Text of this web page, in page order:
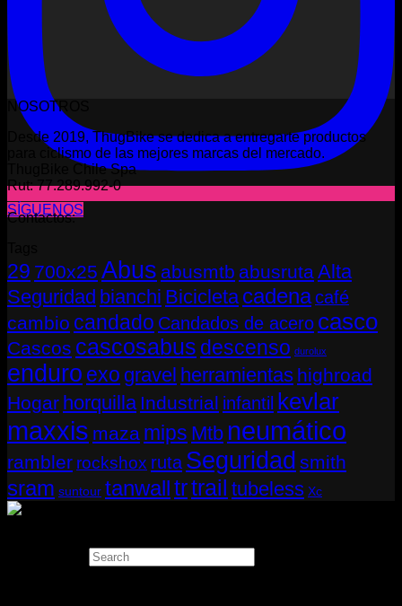
SÍGUENOS
NOSOTROS
Desde 2019, ThugBike se dedica a entregarte productos
para ciclismo de las mejores marcas del mercado.
ThugBike Chile Spa
Rut: 77.289.992-0
Contactos:
29 700x25 Abus abusmtb abusruta Alta
Seguridad bianchi Bicicleta cadenacafé
cambio candado Candados de acero casco
Cascos cascosabus descenso durolux
enduro exo gravel herramientas highroad
Hogar horquilla Industrial infantil kevlar
maxxis maza mips Mtb neumático
rambler rockshox ruta Seguridad smith
sram suntour tanwalltrtrail tubeless Xc